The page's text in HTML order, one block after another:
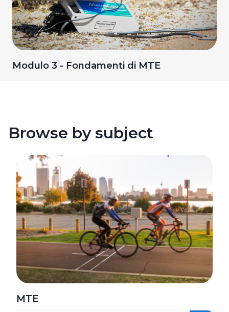
Modulo 3 - Fondamenti di MTE
Browse by subject
MTE